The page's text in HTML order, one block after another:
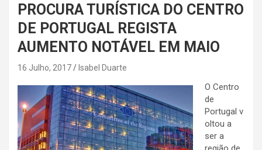
PROCURA TURÍSTICA DO CENTRO
DE PORTUGAL REGISTA
AUMENTO NOTÁVEL EM MAIO
16 Julho, 2017 Isabel Duarte
O Centro
de
Portugal v
oltou a
ser a